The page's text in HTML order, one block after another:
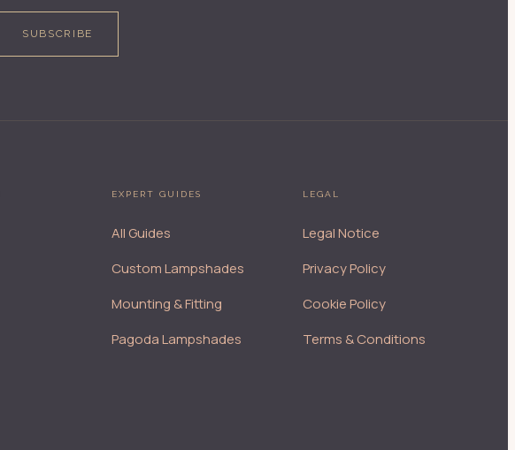
SUBSCRIBE
EXPERT GUIDES
All Guides
Custom Lampshades
Mounting & Fitting
Pagoda Lampshades
LEGAL
Legal Notice
Privacy Policy
Cookie Policy
Terms & Conditions